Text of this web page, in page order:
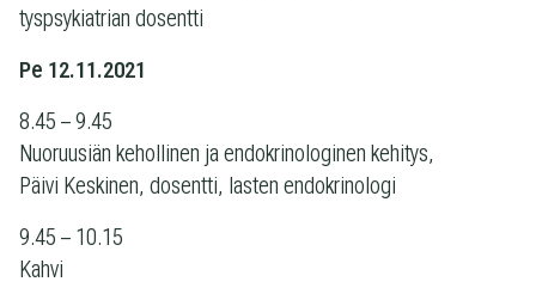
tysp­sy­kiat­rian dosentti
Pe 12.11.2021
8.45 – 9.45
Nuo­ruusiän kehol­li­nen ja endo­kri­no­lo­gi­nen kehi­tys,
Päivi Kes­ki­nen, dosentti, las­ten endokrinologi
9.45 – 10.15
Kahvi